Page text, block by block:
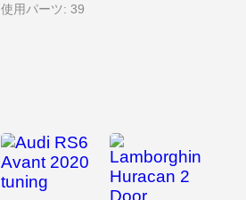
使用パーツ: 39